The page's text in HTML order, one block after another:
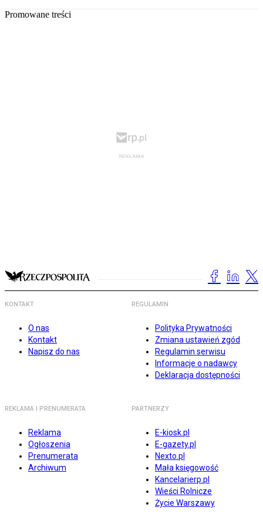
Promowane treści
KONTAKT
O nas
Kontakt
Napisz do nas
REGULAMIN
Polityka Prywatności
Zmiana ustawień zgód
Regulamin serwisu
Informacje o nadawcy
Deklaracja dostępności
REKLAMA I PRENUMERATA
Reklama
Ogłoszenia
Prenumerata
Archiwum
PARTNERZY
E-kiosk.pl
E-gazety.pl
Nexto.pl
Mała księgowość
Kancelarierp.pl
Wieści Rolnicze
Życie Warszawy